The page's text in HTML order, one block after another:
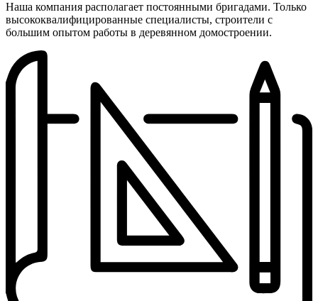
Наша компания располагает постоянными бригадами. Только
высоко­квалифици­рованные специалисты, строители с
большим опытом работы в деревянном домостроении.